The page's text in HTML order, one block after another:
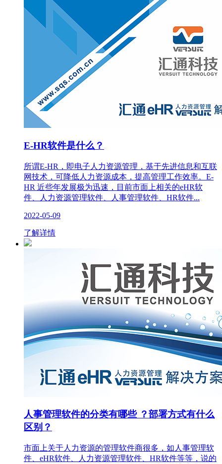
E-HR软件是什么？
所谓E-HR，即电子人力资源管理，基于先进信息和互联
网技术，可降低人力资源成本，提高管理工作效率。E-
HR 近些年发展极为迅速，目前市面上相关的eHR软
件、人力资源管理软件、人事管理软件、HR软件...
2022-05-09
了解详情
人事管理软件的分类有哪些 ？部署方式有什么
区别？
市面上关于人力资源的管理软件商很多，如人事管理软
件、eHR软件、人力资源管理软件、HR软件等等，说的